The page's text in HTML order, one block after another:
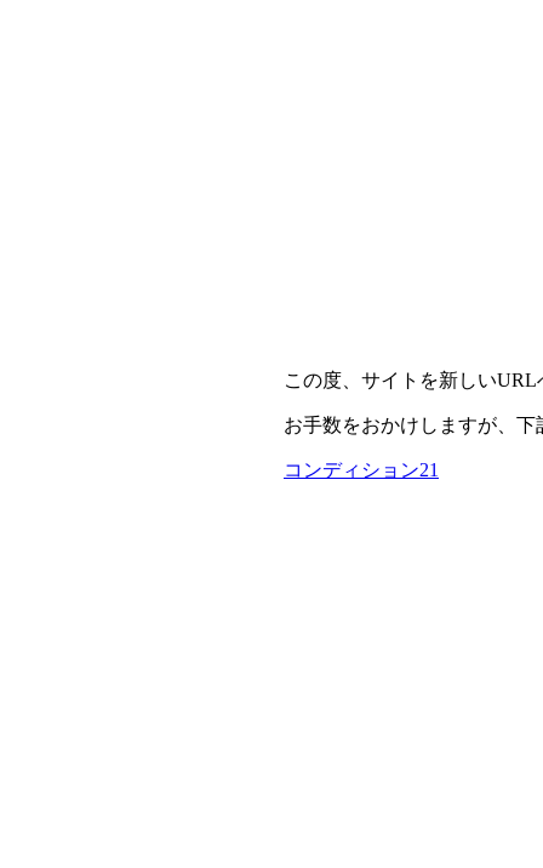
この度、サイトを新しい
お手数をおかけしますが、
コンディション21